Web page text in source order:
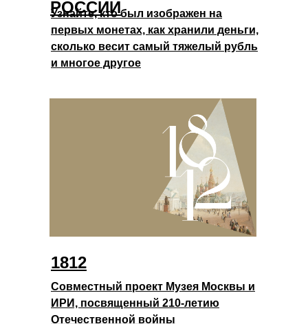
1812
Совместный проект Музея Москвы и
ИРИ, посвященный 210-летию
Отечественной войны
РОССИИ
Узнайте, кто был изображен на
первых монетах, как хранили деньги,
сколько весит самый тяжелый рубль
и многое другое